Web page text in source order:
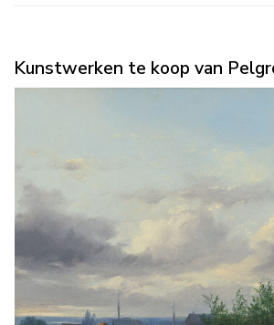
Kunstwerken te koop van